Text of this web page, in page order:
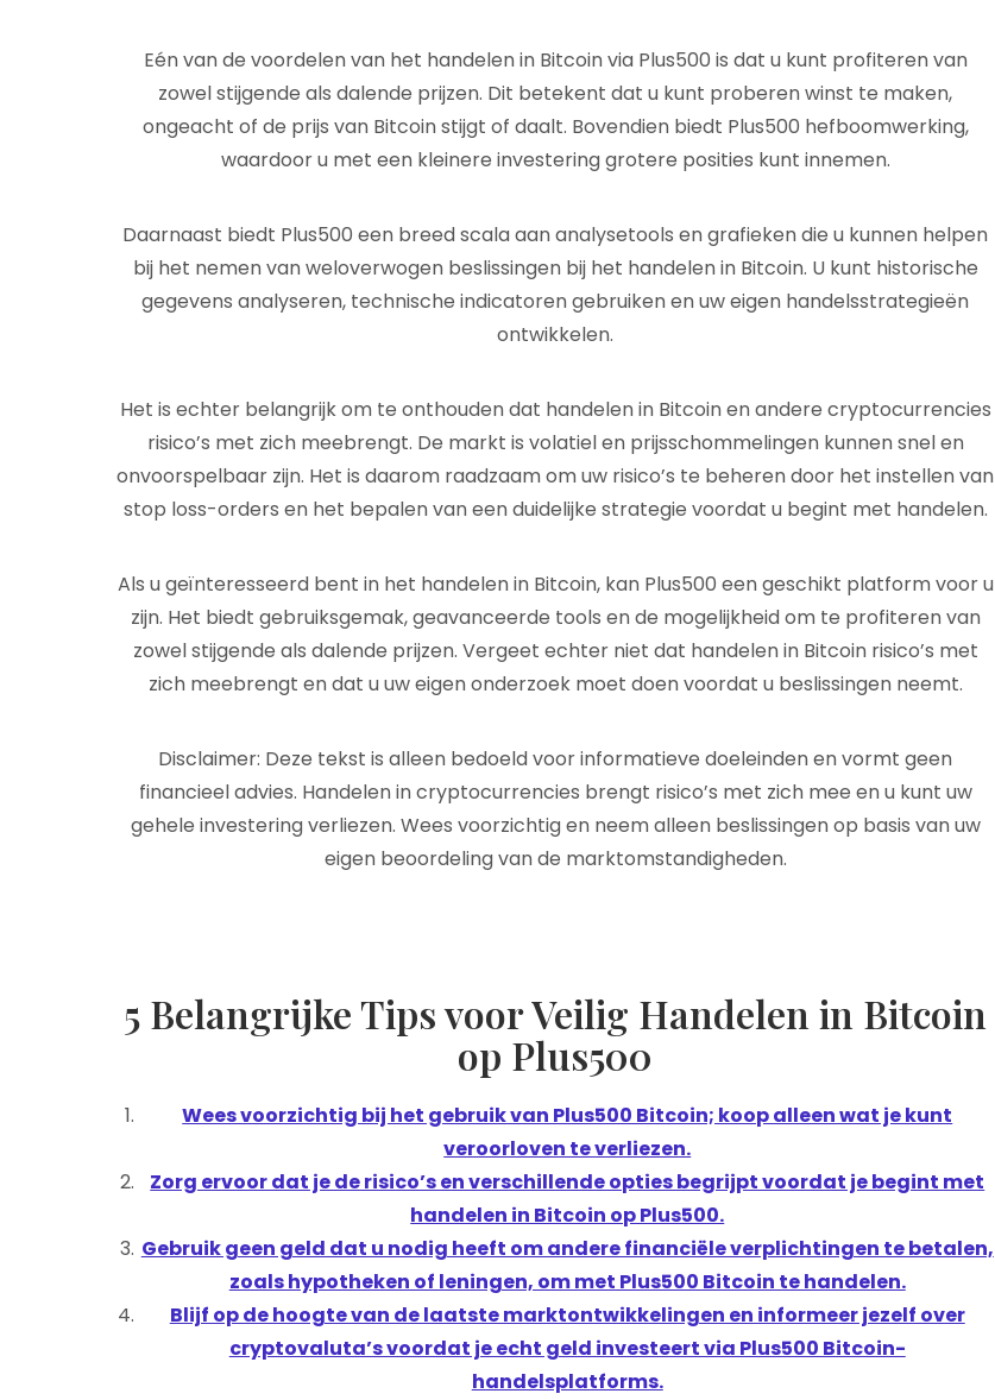
Eén van de voordelen van het handelen in Bitcoin via Plus500 is dat u kunt profiteren van
zowel stijgende als dalende prijzen. Dit betekent dat u kunt proberen winst te maken,
ongeacht of de prijs van Bitcoin stijgt of daalt. Bovendien biedt Plus500 hefboomwerking,
waardoor u met een kleinere investering grotere posities kunt innemen.
Daarnaast biedt Plus500 een breed scala aan analysetools en grafieken die u kunnen helpen
bij het nemen van weloverwogen beslissingen bij het handelen in Bitcoin. U kunt historische
gegevens analyseren, technische indicatoren gebruiken en uw eigen handelsstrategieën
ontwikkelen.
Het is echter belangrijk om te onthouden dat handelen in Bitcoin en andere cryptocurrencies
risico’s met zich meebrengt. De markt is volatiel en prijsschommelingen kunnen snel en
onvoorspelbaar zijn. Het is daarom raadzaam om uw risico’s te beheren door het instellen van
stop loss-orders en het bepalen van een duidelijke strategie voordat u begint met handelen.
Als u geïnteresseerd bent in het handelen in Bitcoin, kan Plus500 een geschikt platform voor u
zijn. Het biedt gebruiksgemak, geavanceerde tools en de mogelijkheid om te profiteren van
zowel stijgende als dalende prijzen. Vergeet echter niet dat handelen in Bitcoin risico’s met
zich meebrengt en dat u uw eigen onderzoek moet doen voordat u beslissingen neemt.
Disclaimer: Deze tekst is alleen bedoeld voor informatieve doeleinden en vormt geen
financieel advies. Handelen in cryptocurrencies brengt risico’s met zich mee en u kunt uw
gehele investering verliezen. Wees voorzichtig en neem alleen beslissingen op basis van uw
eigen beoordeling van de marktomstandigheden.
5 Belangrijke Tips voor Veilig Handelen in Bitcoin
op Plus500
Wees voorzichtig bij het gebruik van Plus500 Bitcoin; koop alleen wat je kunt
veroorloven te verliezen.
Zorg ervoor dat je de risico’s en verschillende opties begrijpt voordat je begint met
handelen in Bitcoin op Plus500.
Gebruik geen geld dat u nodig heeft om andere financiële verplichtingen te betalen,
zoals hypotheken of leningen, om met Plus500 Bitcoin te handelen.
Blijf op de hoogte van de laatste marktontwikkelingen en informeer jezelf over
cryptovaluta’s voordat je echt geld investeert via Plus500 Bitcoin-
handelsplatforms.